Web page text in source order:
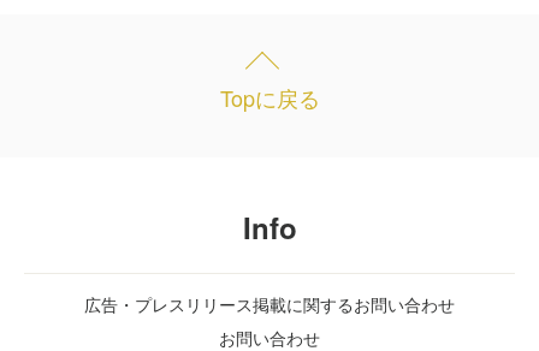
Topに戻る
Info
広告・プレスリリース掲載に関するお問い合わせ
お問い合わせ